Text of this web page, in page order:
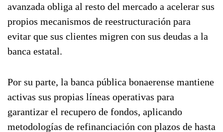
avanzada obliga al resto del mercado a acelerar sus
propios mecanismos de reestructuración para
evitar que sus clientes migren con sus deudas a la
banca estatal.
Por su parte, la banca pública bonaerense mantiene
activas sus propias líneas operativas para
garantizar el recupero de fondos, aplicando
metodologías de refinanciación con plazos de hasta